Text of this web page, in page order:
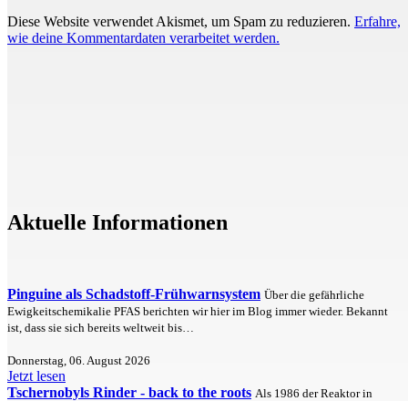
Diese Website verwendet Akismet, um Spam zu reduzieren. Erfahre,
wie deine Kommentardaten verarbeitet werden.
Aktuelle Informationen
Pinguine als Schadstoff-Frühwarnsystem Über die gefährliche
Ewigkeitschemikalie PFAS berichten wir hier im Blog immer wieder. Bekannt
ist, dass sie sich bereits weltweit bis…
Donnerstag, 06. August 2026
Jetzt lesen
Tschernobyls Rinder - back to the roots Als 1986 der Reaktor in